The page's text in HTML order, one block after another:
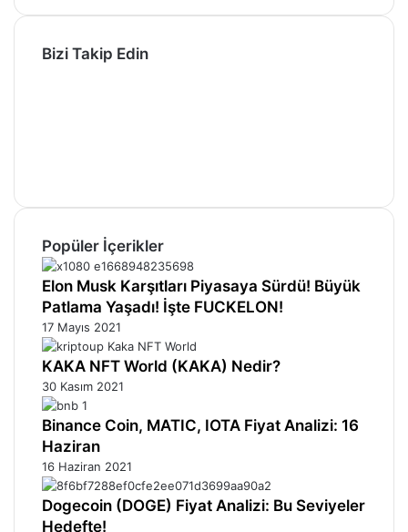
Bizi Takip Edin
Popüler İçerikler
Elon Musk Karşıtları Piyasaya Sürdü! Büyük
Patlama Yaşadı! İşte FUCKELON!
17 Mayıs 2021
KAKA NFT World (KAKA) Nedir?
30 Kasım 2021
Binance Coin, MATIC, IOTA Fiyat Analizi: 16
Haziran
16 Haziran 2021
Dogecoin (DOGE) Fiyat Analizi: Bu Seviyeler
Hedefte!